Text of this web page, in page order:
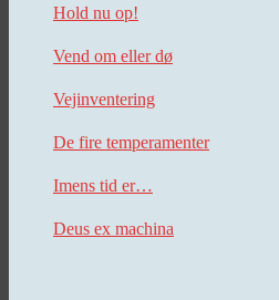
Hold nu op!
Vend om eller dø
Vejinventering
De fire temperamenter
Imens tid er…
Deus ex machina